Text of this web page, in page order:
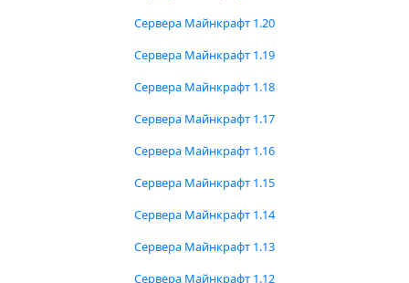
Сервера Майнкрафт 1.20
Сервера Майнкрафт 1.19
Сервера Майнкрафт 1.18
Сервера Майнкрафт 1.17
Сервера Майнкрафт 1.16
Сервера Майнкрафт 1.15
Сервера Майнкрафт 1.14
Сервера Майнкрафт 1.13
Сервера Майнкрафт 1.12